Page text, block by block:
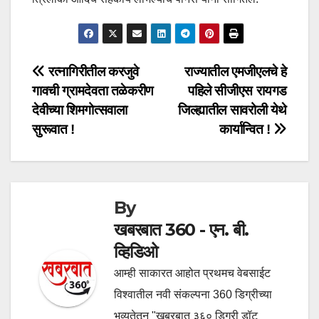
Post
navigation
राज्यातील एमजीएलचे हे
पहिले सीजीएस रायगड
जिल्ह्यातील सावरोली येथे
कार्यान्वित !
रत्नागिरीतील करजुवे
गावची ग्रामदेवता तळेकरीण
देवीच्या शिमगोत्सवाला
सुरूवात !
By
खबरबात 360 - एन. बी.
व्हिडिओ
आम्ही साकारत आहोत प्रथमच वेबसाईट
विश्वातील नवी संकल्पना 360 डिग्रीच्या
भव्यतेतून "खबरबात ३६० डिग्री डॉट